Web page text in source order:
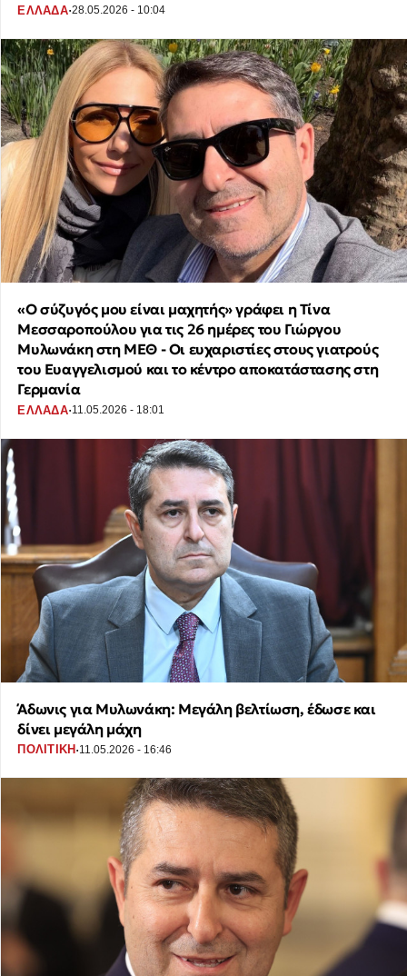
ΕΛΛΑΔΑ·28.05.2026 - 10:04
«Ο σύζυγός μου είναι μαχητής» γράφει η Τίνα
Μεσσαροπούλου για τις 26 ημέρες του Γιώργου
Μυλωνάκη στη ΜΕΘ - Οι ευχαριστίες στους γιατρούς
του Ευαγγελισμού και το κέντρο αποκατάστασης στη
Γερμανία
ΕΛΛΑΔΑ·11.05.2026 - 18:01
Άδωνις για Μυλωνάκη: Μεγάλη βελτίωση, έδωσε και
δίνει μεγάλη μάχη
ΠΟΛΙΤΙΚΗ ·11.05.2026 - 16:46